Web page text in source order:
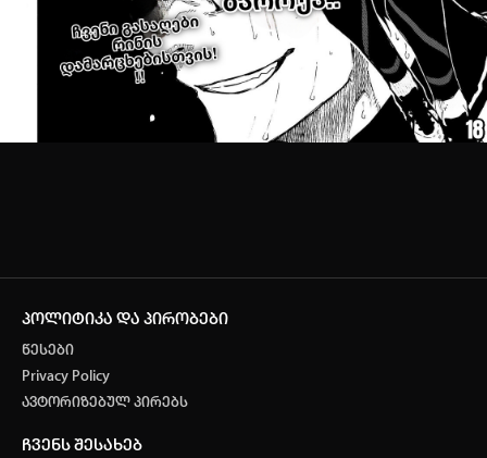
პოლიტიკა და პირობები
წესები
Privacy Policy
ავტორიზებულ პირებს
ჩვენს შესახებ